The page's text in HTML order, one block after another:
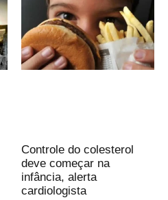
Controle do colesterol
deve começar na
infância, alerta
cardiologista